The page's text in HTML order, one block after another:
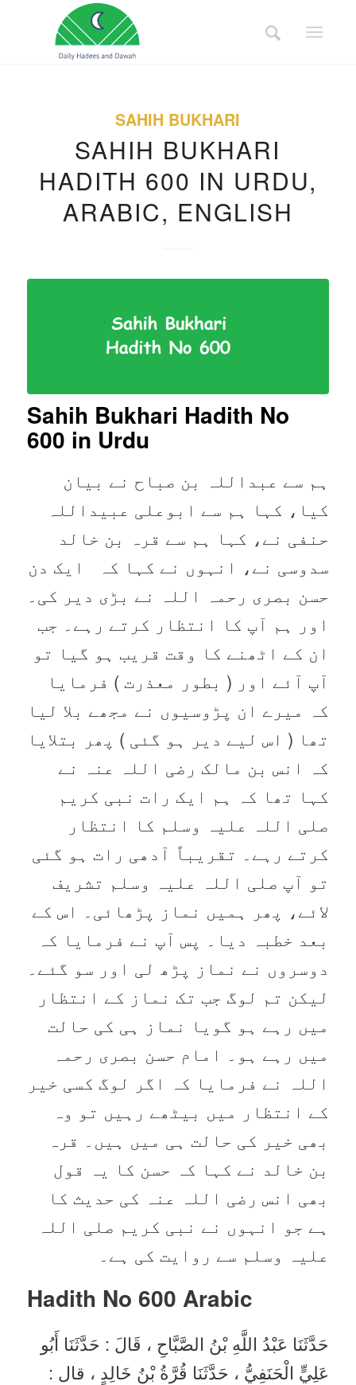
SAHIH BUKHARI
SAHIH BUKHARI
HADITH 600 IN URDU,
ARABIC, ENGLISH
Sahih Bukhari Hadith No
600 in Urdu
ہم سے عبداللہ بن صباح نے بیان
کیا، کہا ہم سے ابوعلی عبیداللہ
حنفی نے، کہا ہم سے قرہ بن خالد
سدوسی نے، انہوں نے کہا کہ ایک دن
حسن بصری رحمہ اللہ نے بڑی دیر کی۔
اور ہم آپ کا انتظار کرتے رہے۔ جب
ان کے اٹھنے کا وقت قریب ہو گیا تو
آپ آئے اور ( بطور معذرت ) فرمایا
کہ میرے ان پڑوسیوں نے مجھے بلا لیا
تھا ( اس لیے دیر ہو گئی ) پھر بتلایا
کہ انس بن مالک رضی اللہ عنہ نے
کہا تھا کہ ہم ایک رات نبی کریم
صلی اللہ علیہ وسلم کا انتظار
کرتے رہے۔ تقریباً آدھی رات ہو گئی
تو آپ صلی اللہ علیہ وسلم تشریف
لائے، پھر ہمیں نماز پڑھائی۔ اس کے
بعد خطبہ دیا۔ پس آپ نے فرمایا کہ
دوسروں نے نماز پڑھ لی اور سو گئے۔
لیکن تم لوگ جب تک نماز کے انتظار
میں رہے ہو گویا نماز ہی کی حالت
میں رہے ہو۔ امام حسن بصری رحمہ
اللہ نے فرمایا کہ اگر لوگ کسی خیر
کے انتظار میں بیٹھے رہیں تو وہ
بھی خیر کی حالت ہی میں ہیں۔ قرہ
بن خالد نے کہا کہ حسن کا یہ قول
بھی انس رضی اللہ عنہ کی حدیث کا
ہے جو انہوں نے نبی کریم صلی اللہ
علیہ وسلم سے روایت کی ہے۔
Hadith No 600 Arabic
حَدَّثَنَا عَبْدُ اللَّهِ بْنُ الصَّبَّاحِ ، قَالَ : حَدَّثَنَا أَبُو
عَلِيٍّ الْحَنَفِيُّ ، حَدَّثَنَا قُرَّةُ بْنُ خَالِدٍ ، قال :